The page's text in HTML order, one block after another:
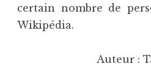
certain nombre de
Wikipédia.
Auteur :